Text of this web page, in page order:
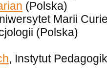
(Polska)
Marii
(Polska)
, Instytut